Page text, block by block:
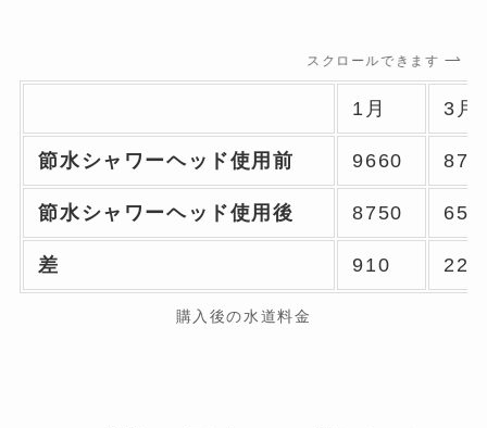
スクロールできます
1月 3月
節水シャワーヘッド使用前 9660
節水シャワーヘッド使用後 8750
差 910
購入後の水道料金